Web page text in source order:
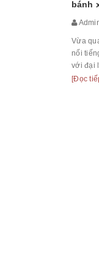
bánh
Vừa
nối
với đại
giới
[Đọc